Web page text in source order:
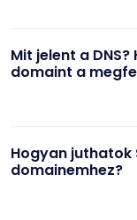
Mit jelent a
domaint a
Hogyan juthatok
domainemhez?